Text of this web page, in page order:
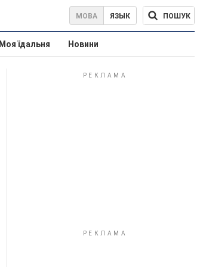
МОВА ЯЗЫК ПОШУК
Моя їдальня Новини